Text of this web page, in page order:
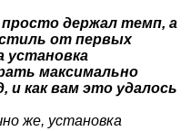
держал темп, а
от первых
установка
максимально
и как вам это удалось
же, установка